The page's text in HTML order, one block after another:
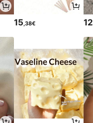
15,38€ 12